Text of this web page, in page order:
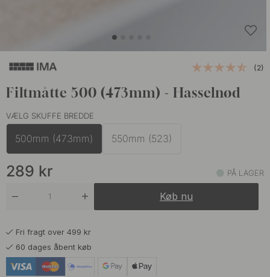
(2)
Filtmåtte 500 (473mm) - Hasselnød
VÆLG SKUFFE BREDDE
500mm (473mm) 550mm (523)
289 kr PÅ LAGER
Køb nu
Fri fragt over 499 kr
60 dages åbent køb